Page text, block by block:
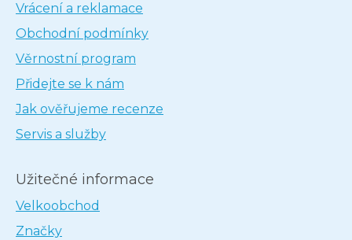
Vrácení a reklamace
Obchodní podmínky
Věrnostní program
Přidejte se k nám
Jak ověřujeme recenze
Servis a služby
Užitečné informace
Velkoobchod
Značky